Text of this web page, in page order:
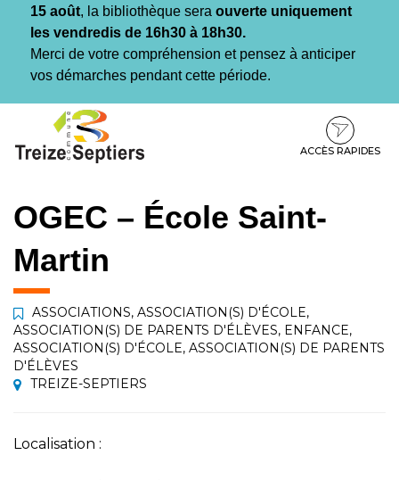
15 août, la bibliothèque sera ouverte uniquement
les vendredis de 16h30 à 18h30.
Merci de votre compréhension et pensez à anticiper
vos démarches pendant cette période.
contenu
pied
ACCÈS RAPIDES
OGEC – École Saint-
Martin
ASSOCIATIONS, ASSOCIATION(S) D'ÉCOLE,
ASSOCIATION(S) DE PARENTS D'ÉLÈVES, ENFANCE,
ASSOCIATION(S) D'ÉCOLE, ASSOCIATION(S) DE PARENTS
D'ÉLÈVES
TREIZE-SEPTIERS
Localisation :